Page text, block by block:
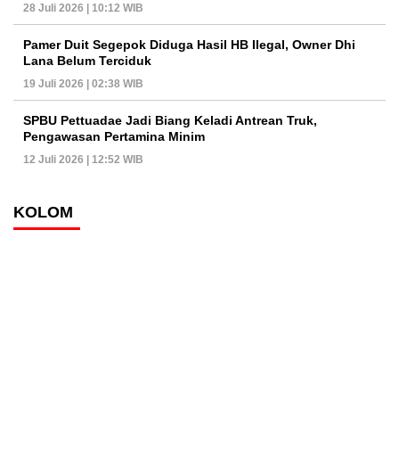
28 Juli 2026 | 10:12 WIB
Pamer Duit Segepok Diduga Hasil HB Ilegal, Owner Dhi
Lana Belum Terciduk
19 Juli 2026 | 02:38 WIB
SPBU Pettuadae Jadi Biang Keladi Antrean Truk,
Pengawasan Pertamina Minim
12 Juli 2026 | 12:52 WIB
KOLOM